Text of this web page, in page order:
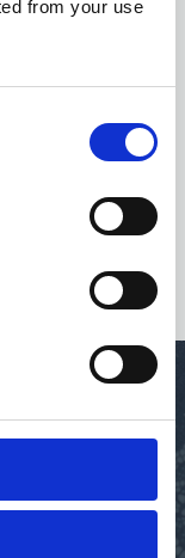
from your use